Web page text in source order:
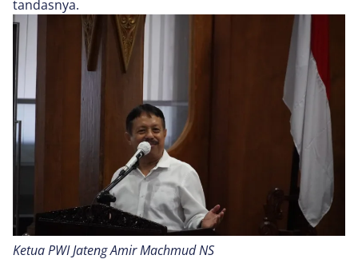
tandasnya.
Ketua PWI Jateng Amir Machmud NS